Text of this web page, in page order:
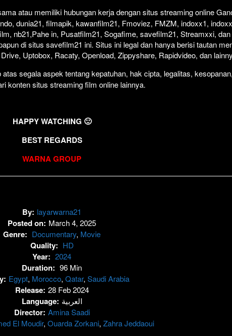
atau memiliki hubungan kerja dengan situs streaming online
dunia21, filmapik, kawanfilm21, Fmoviez, FMZM, indoxx1,
nb21,Pahe in, Pusatfilm21, Sogafime, savefilm21, Streamxxi,
di situs savefilm21 ini. Situs ini legal dan hanya berisi tautan
Uptobox, Racaty, Openload, Zippyshare, Rapidvideo, dan
segala aspek tentang kepatuhan, hak cipta, legalitas,
konten situs streaming film online lainnya.
HAPPY WATCHING 🙂
BEST REGARDS
WARNA GROUP
By: layarwarna21
Posted on: March 4, 2025
Genre: Documentary, Movie
Quality: HD
Year: 2024
Duration: 96 Min
Egypt, Morocco, Qatar, Saudi Arabia
Release: 28 Feb 2024
Language: العربية
Director: Amina Saadi
El Moudir, Ouarda Zorkani, Zahra Jeddaoui